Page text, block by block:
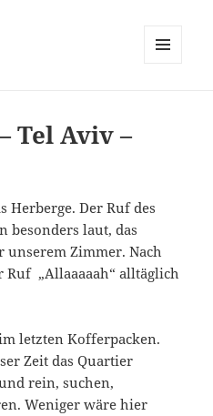
Tel Aviv –
Herberge. Der Ruf des
besonders laut, das
Zimmer. Nach
Ruf „Allaaaaah“ alltäglich
letzten Kofferpacken.
Zeit das Quartier
rein, suchen,
Weniger wäre hier